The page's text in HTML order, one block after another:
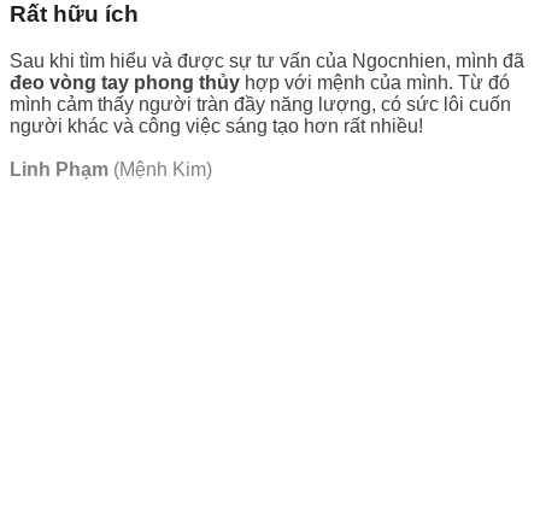
Rất hữu ích
Sau khi tìm hiểu và được sự tư vấn của Ngocnhien, mình đã
đeo vòng tay phong thủy hợp với mệnh của mình. Từ đó
mình cảm thấy người tràn đầy năng lượng, có sức lôi cuốn
người khác và công việc sáng tạo hơn rất nhiều!
Linh Phạm (Mệnh Kim)